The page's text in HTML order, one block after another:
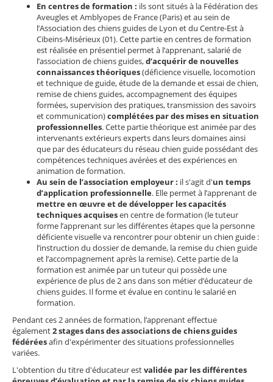
En centres de formation : ils sont situés à la Fédération des
Aveugles et Amblyopes de France (Paris) et au sein de
l’Association des chiens guides de Lyon et du Centre-Est à
Cibeins-Misérieux (01). Cette partie en centres de formation
est réalisée en présentiel permet à l’apprenant, salarié de
l’association de chiens guides,d’acquérir de nouvelles
connaissances théoriques(déficience visuelle, locomotion
et technique de guide, étude de la demande et essai de chien,
remise de chiens guides, accompagnement des équipes
formées, supervision des pratiques, transmission des savoirs
et communication)complétées par des mises en situation
professionnelles. Cette partie théorique est animée par des
intervenants extérieurs experts dans leurs domaines ainsi
que par des éducateurs du réseau chien guide possédant des
compétences techniques avérées et des expériences en
animation de formation.
Au sein de l’association employeur : il s'agit d'un temps
d’application professionnelle. Elle permet à l’apprenant de
mettre en œuvre et de développer les capacités
techniques acquisesen centre de formation (le tuteur
forme l’apprenant sur les différentes étapes que la personne
déficiente visuelle va rencontrer pour obtenir un chien guide :
l’instruction du dossier de demande, la remise du chien guide
et l’accompagnement après la remise). Cette partie de la
formation est animée par un tuteur qui possède une
expérience de plus de 2 ans dans son métier d’éducateur de
chiens guides. Il forme et évalue en continu le salarié en
formation.
Pendant ces 2 années de formation, l’apprenant effectue
également2 stages dans des associations de chiens guides
fédéréesafin d'expérimenter des situations professionnelles
variées.
L'obtention du titre d'éducateur estvalidée par les différentes